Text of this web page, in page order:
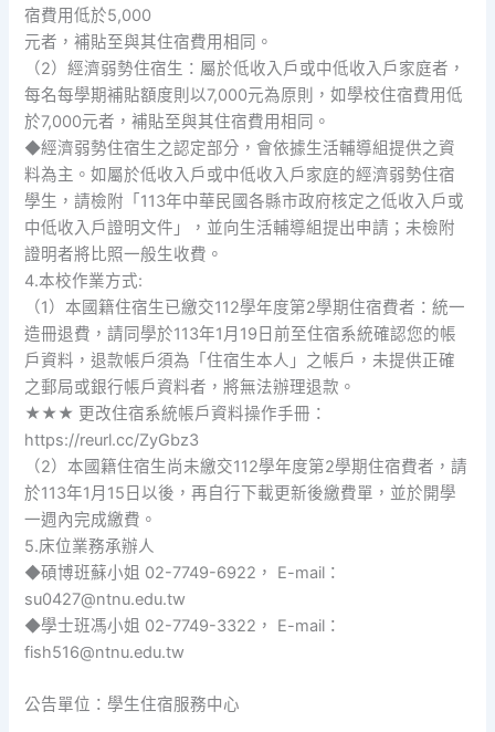
宿費用低於5,000
元者，補貼至與其住宿費用相同。
（2）經濟弱勢住宿生：屬於低收入戶或中低收入戶家庭者，
每名每學期補貼額度則以7,000元為原則，如學校住宿費用低
於7,000元者，補貼至與其住宿費用相同。
◆經濟弱勢住宿生之認定部分，會依據生活輔導組提供之資
料為主。如屬於低收入戶或中低收入戶家庭的經濟弱勢住宿
學生，請檢附「113年中華民國各縣市政府核定之低收入戶或
中低收入戶證明文件」，並向生活輔導組提出申請；未檢附
證明者將比照一般生收費。
4.本校作業方式:
（1）本國籍住宿生已繳交112學年度第2學期住宿費者：統一
造冊退費，請同學於113年1月19日前至住宿系統確認您的帳
戶資料，退款帳戶須為「住宿生本人」之帳戶，未提供正確
之郵局或銀行帳戶資料者，將無法辦理退款。
★★★ 更改住宿系統帳戶資料操作手冊：
https://reurl.cc/ZyGbz3
（2）本國籍住宿生尚未繳交112學年度第2學期住宿費者，請
於113年1月15日以後，再自行下載更新後繳費單，並於開學
一週內完成繳費。
5.床位業務承辦人
◆碩博班蘇小姐 02-7749-6922， E-mail：
su0427@ntnu.edu.tw
◆學士班馮小姐 02-7749-3322， E-mail：
fish516@ntnu.edu.tw
公告單位：學生住宿服務中心